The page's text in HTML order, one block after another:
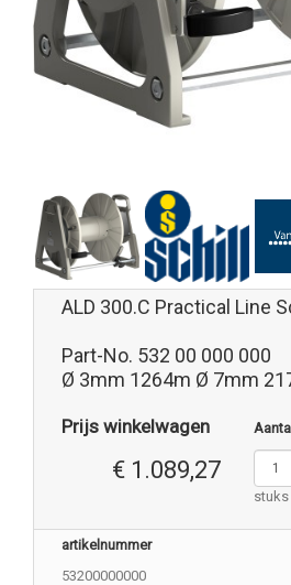
ALD 300.C Practical Line
Part-No. 532 00 000 000
Ø 3mm 1264m Ø 7mm
Prijs winkelwagen
€ 1.089,27
Aantal
stuks
artikelnummer
53200000000